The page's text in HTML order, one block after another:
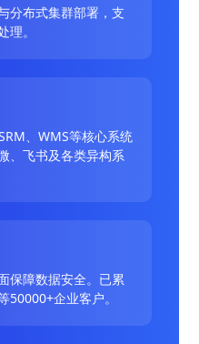
分布式集群部署，支
。
、WMS等核心系统
、飞书及各类异构系
保障数据安全。已累
50000+企业客户。